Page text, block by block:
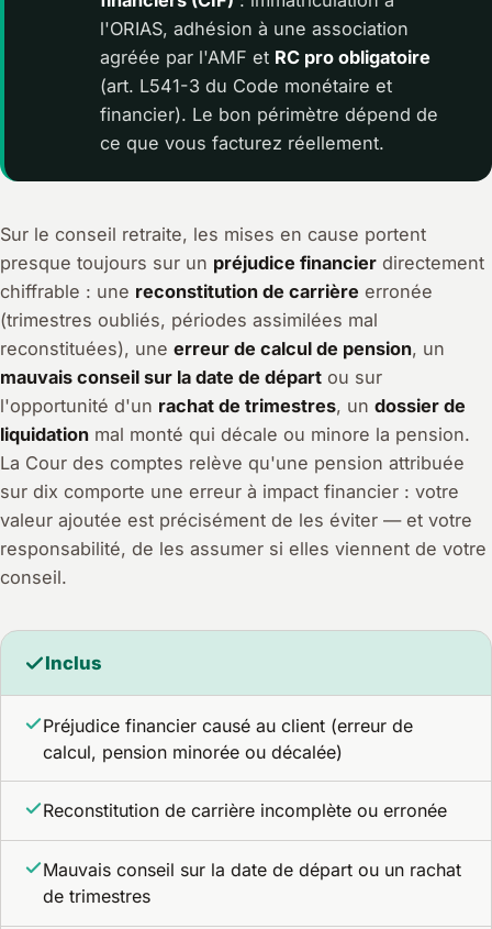
l'ORIAS, adhésion à une association
agréée par l'AMF et RC pro obligatoire
(art. L541-3 du Code monétaire et
financier). Le bon périmètre dépend de
ce que vous facturez réellement.
Sur le conseil retraite, les mises en cause portent
presque toujours sur un préjudice financier directement
chiffrable : une reconstitution de carrière erronée
(trimestres oubliés, périodes assimilées mal
reconstituées), une erreur de calcul de pension, un
mauvais conseil sur la date de départ ou sur
l'opportunité d'un rachat de trimestres, un dossier de
liquidation mal monté qui décale ou minore la pension.
La Cour des comptes relève qu'une pension attribuée
sur dix comporte une erreur à impact financier : votre
valeur ajoutée est précisément de les éviter — et votre
responsabilité, de les assumer si elles viennent de votre
conseil.
Inclus
Préjudice financier causé au client (erreur de
calcul, pension minorée ou décalée)
Reconstitution de carrière incomplète ou erronée
Mauvais conseil sur la date de départ ou un rachat
de trimestres